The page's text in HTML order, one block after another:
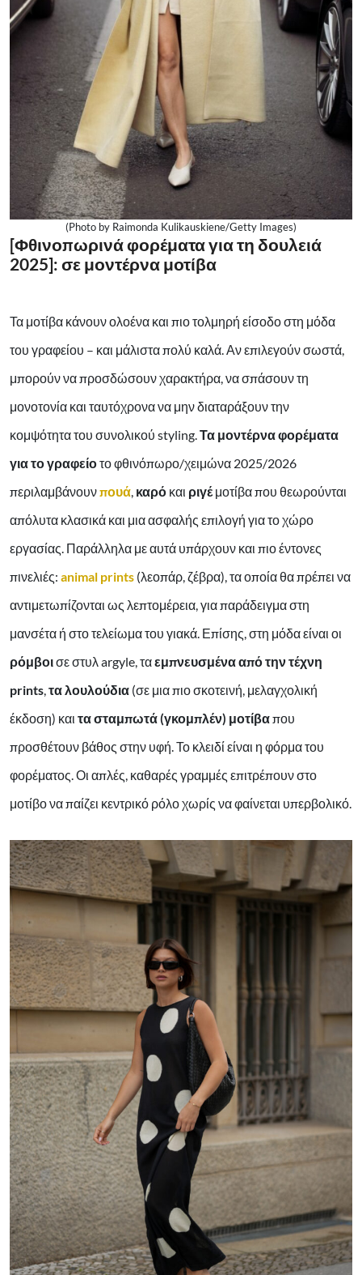
(Photo by Raimonda Kulikauskiene/Getty Images)
[Φθινοπωρινά φορέματα για τη δουλειά
2025]: σε μοντέρνα μοτίβα
Τα μοτίβα κάνουν ολοένα και πιο τολμηρή είσοδο στη μόδα
του γραφείου – και μάλιστα πολύ καλά. Αν επιλεγούν σωστά,
μπορούν να προσδώσουν χαρακτήρα, να σπάσουν τη
μονοτονία και ταυτόχρονα να μην διαταράξουν την
κομψότητα του συνολικού styling.Τα μοντέρνα φορέματα
για το γραφείοτο φθινόπωρο/χειμώνα 2025/2026
περιλαμβάνουνπουά, καρό και ριγέμοτίβα που θεωρούνται
απόλυτα κλασικά και μια ασφαλής επιλογή για το χώρο
εργασίας. Παράλληλα με αυτά υπάρχουν και πιο έντονες
πινελιές: animal prints (λεοπάρ, ζέβρα), τα οποία θα πρέπει να
αντιμετωπίζονται ως λεπτομέρεια, για παράδειγμα στη
μανσέτα ή στο τελείωμα του γιακά. Επίσης, στη μόδα είναι οι
ρόμβοισε στυλ argyle, ταεμπνευσμένα από την τέχνη
prints,τα λουλούδια (σε μια πιο σκοτεινή, μελαγχολική
έκδοση) και τα σταμπωτά (γκομπλέν) μοτίβαπου
προσθέτουν βάθος στην υφή. Το κλειδί είναι η φόρμα του
φορέματος. Οι απλές, καθαρές γραμμές επιτρέπουν στο
μοτίβο να παίζει κεντρικό ρόλο χωρίς να φαίνεται υπερβολικό.